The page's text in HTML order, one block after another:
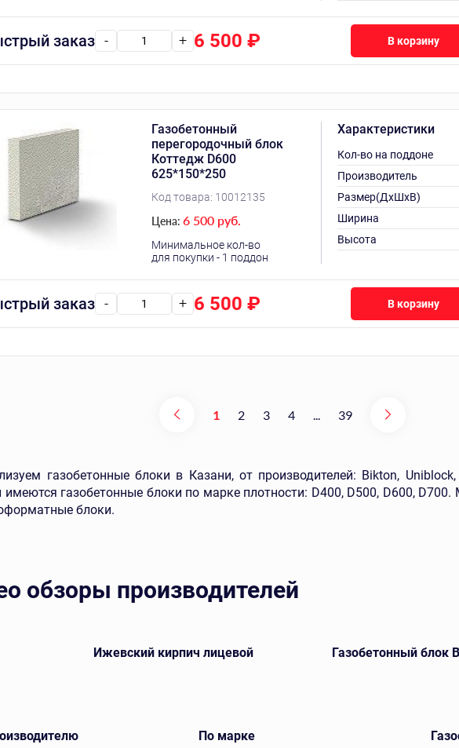
заказ - + 6 500 ₽ В корзину
Газобетонный
перегородочный блок
Коттедж D600
625*150*250
Код товара: 10012135
Цена: 6 500 руб.
Минимальное кол-во
для покупки - 1 поддон
Характеристики
Кол-во на поддоне
Производитель
Размер(ДхШхВ)
Ширина
Высота
заказ - + 6 500 ₽ В корзину
1 2 3 4 39
газобетонные блоки в Казани, от производителей: Bikton,
имеются газобетонные блоки по марке плотности: D400, D500, D600,
блоки.
обзоры производителей
Ижевский кирпич лицевой Газобетонный блок
По марке